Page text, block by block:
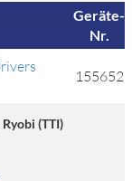
Geräte-
Nr.
155652
(TTI)